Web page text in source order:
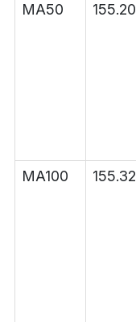
MA50
155.20
MA100
155.32